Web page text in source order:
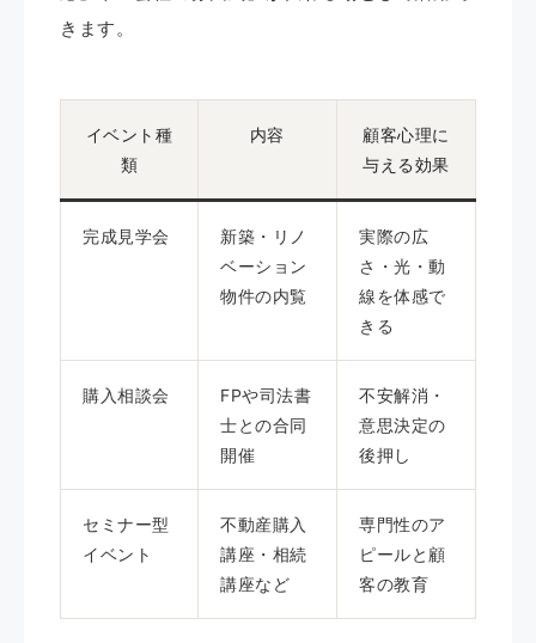
きます。
イベント種
類
内容
顧客心理に
与える効果
完成見学会
新築・リノ
ベーション
物件の内覧
実際の広
さ・光・動
線を体感で
きる
購入相談会
FPや司法書
士との合同
開催
不安解消・
意思決定の
後押し
セミナー型
イベント
不動産購入
講座・相続
講座など
専門性のア
ピールと顧
客の教育